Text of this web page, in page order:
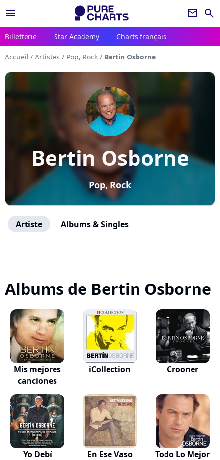
menu newsletter search
Billetterie Star Academy Charts français
Accueil / Artistes / Pop, Rock / Bertin Osborne
Bertin Osborne
Pop, Rock
Artiste Albums & Singles
Albums de Bertin Osborne
Mis mejores
canciones
iCollection Crooner
Yo Debí
En Ese Vaso
Todo Lo Mejor